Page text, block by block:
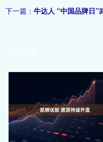
下一篇： 牛达人 “中国品牌日”